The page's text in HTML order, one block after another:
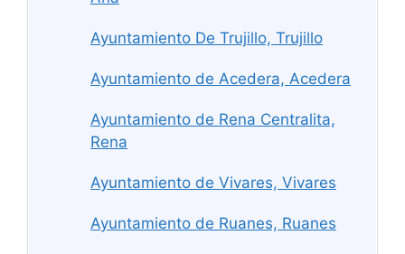
Ayuntamiento De Trujillo, Trujillo
Ayuntamiento de Acedera, Acedera
Ayuntamiento de Rena Centralita,
Rena
Ayuntamiento de Vivares, Vivares
Ayuntamiento de Ruanes, Ruanes